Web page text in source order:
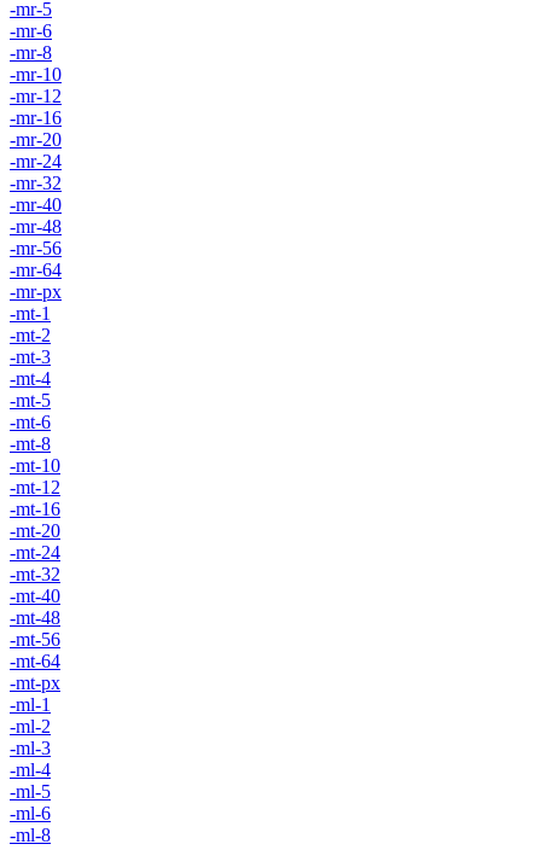
-mr-5
-mr-6
-mr-8
-mr-10
-mr-12
-mr-16
-mr-20
-mr-24
-mr-32
-mr-40
-mr-48
-mr-56
-mr-64
-mr-px
-mt-1
-mt-2
-mt-3
-mt-4
-mt-5
-mt-6
-mt-8
-mt-10
-mt-12
-mt-16
-mt-20
-mt-24
-mt-32
-mt-40
-mt-48
-mt-56
-mt-64
-mt-px
-ml-1
-ml-2
-ml-3
-ml-4
-ml-5
-ml-6
-ml-8